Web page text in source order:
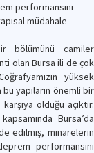
performansını
müdahale
bölümünü camiler
olan Bursa ili de çok
yüksek
yapıların önemli bir
olduğu açıktır.
Bursa’da
edilmiş, minarelerin
performansını